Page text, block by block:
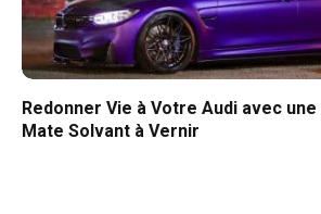
Redonner Vie à Votre Audi avec
Mate Solvant à Vernir